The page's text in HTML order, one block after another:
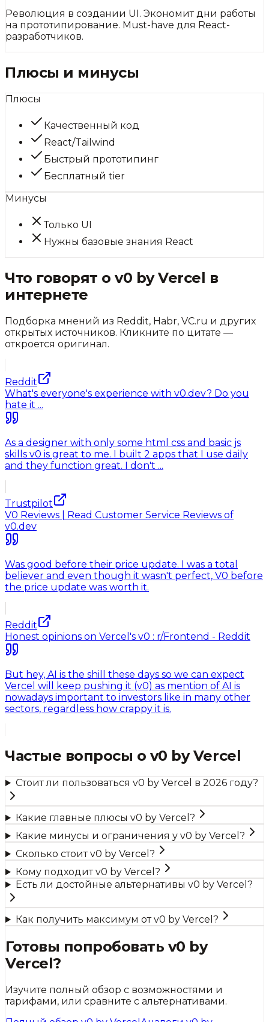
Революция в создании UI. Экономит дни работы
на прототипирование. Must-have для React-
разработчиков.
Плюсы и минусы
Плюсы
Качественный код
React/Tailwind
Быстрый прототипинг
Бесплатный tier
Минусы
Только UI
Нужны базовые знания React
Что говорят оv0 by Vercel в
интернете
Подборка мнений из Reddit, Habr, VC.ru и других
открытых источников. Кликните по цитате —
откроется оригинал.
Reddit
What's everyone's experience with v0.dev? Do you
hate it ...
As a designer with only some html css and basic js
skills v0 is great to me. I built 2 apps that I use daily
and they function great. I don't ...
Trustpilot
V0 Reviews | Read Customer Service Reviews of
v0.dev
Was good before their price update. I was a total
believer and even though it wasn't perfect, V0 before
the price update was worth it.
Reddit
Honest opinions on Vercel's v0 : r/Frontend - Reddit
But hey, AI is the shill these days so we can expect
Vercel will keep pushing it (v0) as mention of AI is
nowadays important to investors like in many other
sectors, regardless how crappy it is.
Частые вопросы о v0 by Vercel
Стоит ли пользоваться v0 by Vercel в 2026 году?
Какие главные плюсы v0 by Vercel?
Какие минусы и ограничения у v0 by Vercel?
Сколько стоит v0 by Vercel?
Кому подходит v0 by Vercel?
Есть ли достойные альтернативы v0 by Vercel?
Как получить максимум от v0 by Vercel?
Готовы попробовать v0 by
Vercel?
Изучите полный обзор с возможностями и
тарифами, или сравните с альтернативами.